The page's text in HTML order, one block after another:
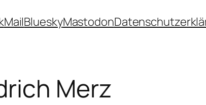
MailBlueskyMastodon
Merz